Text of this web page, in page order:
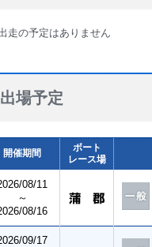
走の予定はありません
出場予定
開催期間
ボート
レース場
08/11
～
08/16
09/17